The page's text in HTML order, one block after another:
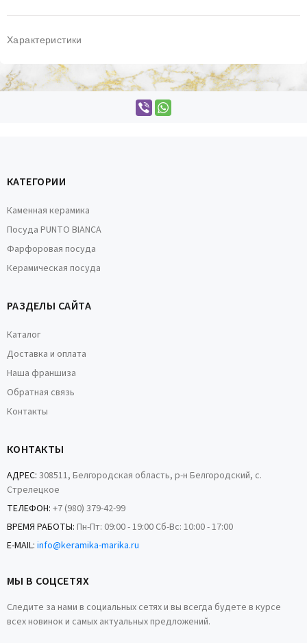
Характеристики
КАТЕГОРИИ
Каменная керамика
Посуда PUNTO BIANCA
Фарфоровая посуда
Керамическая посуда
РАЗДЕЛЫ САЙТА
Каталог
Доставка и оплата
Наша франшиза
Обратная связь
Контакты
КОНТАКТЫ
АДРЕС: 308511, Белгородская область, р-н Белгородский, с.
Стрелецкое
ТЕЛЕФОН: +7 (980) 379-42-99
ВРЕМЯ РАБОТЫ: Пн-Пт: 09:00 - 19:00 Сб-Вс: 10:00 - 17:00
E-MAIL: info@keramika-marika.ru
МЫ В СОЦСЕТЯХ
Следите за нами в социальных сетях и вы всегда будете в курсе
всех новинок и самых актуальных предложений.